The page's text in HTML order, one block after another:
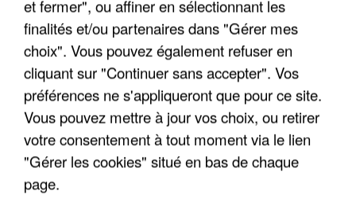
et fermer", ou affiner en sélectionnant les
finalités et/ou partenaires dans "Gérer mes
choix". Vous pouvez également refuser en
cliquant sur "Continuer sans accepter". Vos
préférences ne s'appliqueront que pour ce site.
Vous pouvez mettre à jour vos choix, ou retirer
votre consentement à tout moment via le lien
"Gérer les cookies" situé en bas de chaque
page.